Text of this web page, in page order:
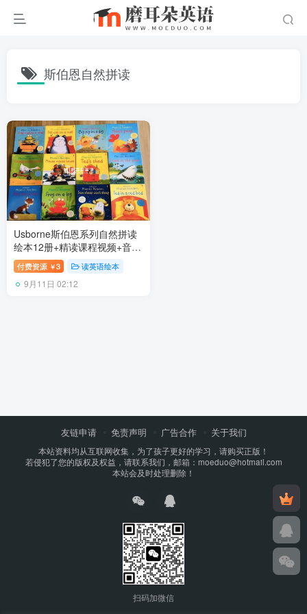
斯伯恩自然拼读
Usborne斯伯恩系列自然拼读
绘本12册+精读课程视频+音
频，百度网盘下载！
付费资源 ￥3 读英语绘本
9月11日 02:12
友链申请 免责声明 广告合作 关于我们
本站资料均从互联网收集，为了孩子更好的学习，请购买正版！
若侵犯了您的版权及权益，请联系我们，邮箱：moeduo@hotmail.com
本站会及时处理删除！
扫码加微信